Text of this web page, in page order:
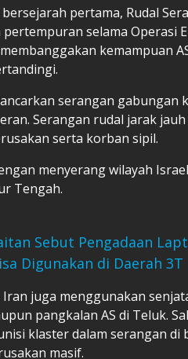
pertama, Rudal
selama Operasi
kemampuan
serangan gabungan
Serangan rudal jarak
serta korban sipil.
menyerang wilayah
Tengah.
Sebut Pengadaan
Digunakan di Daerah 3T
Iran juga menggunakan
pangkalan AS di Teluk.
klaster dalam serangan di
masif.